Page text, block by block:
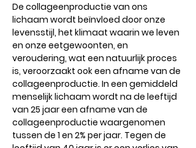
De collageenproductie van ons
lichaam wordt beïnvloed door onze
levensstijl, het klimaat waarin we leven
en onze eetgewoonten, en
veroudering, wat een natuurlijk proces
is, veroorzaakt ook een afname van de
collageenproductie. In een gemiddeld
menselijk lichaam wordt na de leeftijd
van 25 jaar een afname van de
collageenproductie waargenomen
tussen de 1 en 2% per jaar. Tegen de